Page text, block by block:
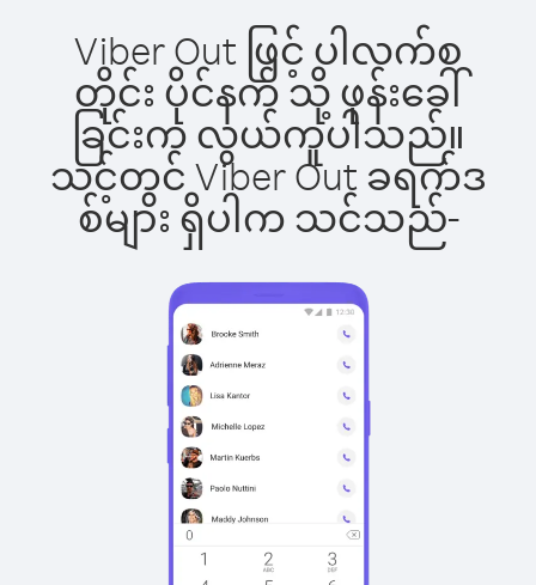
Viber Out ဖြင့် ပါလက်စ
တိုင်း ပိုင်နက် သို့ ဖုန်းခေါ်
ခြင်းက လွယ်ကူပါသည်။
သင့်တွင် Viber Out ခရက်ဒ
စ်များ ရှိပါက သင်သည်-